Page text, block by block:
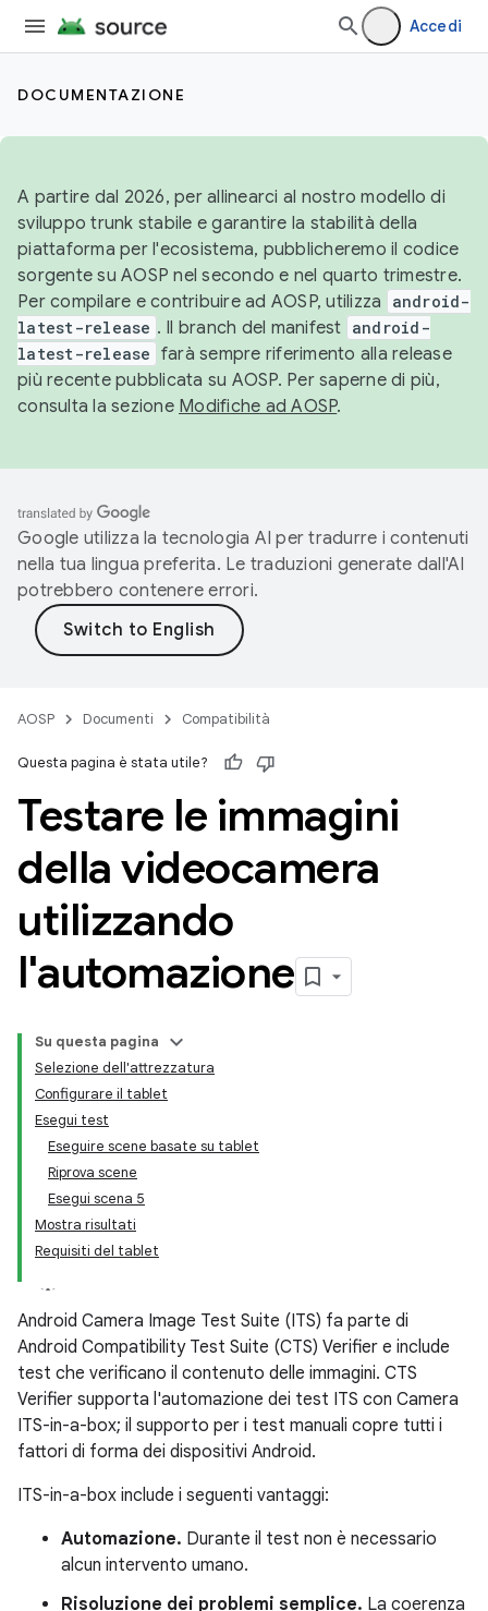
Accedi
DOCUMENTAZIONE
A partire dal 2026, per allinearci al nostro modello di
sviluppo trunk stabile e garantire la stabilità della
piattaforma per l'ecosistema, pubblicheremo il codice
sorgente su AOSP nel secondo e nel quarto trimestre.
Per compilare e contribuire ad AOSP, utilizza
android-
latest-release . Il branch del manifest android-
latest-release farà sempre riferimento alla release
più recente pubblicata su AOSP. Per saperne di più,
consulta la sezione Modifiche ad AOSP.
Google utilizza la tecnologia AI per tradurre i contenuti
nella tua lingua preferita. Le traduzioni generate dall'AI
potrebbero contenere errori.
AOSP Documenti Compatibilità
Questa pagina è stata utile?
Testare le immagini
della videocamera
utilizzando
l'automazione
Su questa pagina
Selezione dell'attrezzatura
Configurare il tablet
Esegui test
Eseguire scene basate su tablet
Riprova scene
Esegui scena 5
Mostra risultati
Requisiti del tablet
Android Camera Image Test Suite (ITS) fa parte di
Android Compatibility Test Suite (CTS) Verifier e include
test che verificano il contenuto delle immagini. CTS
Verifier supporta l'automazione dei test ITS con Camera
ITS-in-a-box; il supporto per i test manuali copre tutti i
fattori di forma dei dispositivi Android.
ITS-in-a-box include i seguenti vantaggi:
Automazione. Durante il test non è necessario
alcun intervento umano.
Risoluzione dei problemi semplice. La coerenza